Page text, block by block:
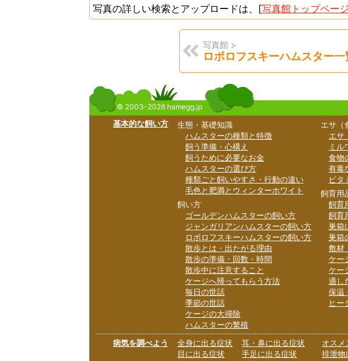
写真の詳しい検索とアップロードは、[写真館トップページ
写真館 >
ロボロフスキーハムスター一
© 2003-2026 hamegg.jp
基本的な飼い方
生態・基礎知識
ハムスターの種類と特徴
飼う準備・心構え
飼うために必要なお金
ハムスターの選び方
種類ごと飼いやすさ・行動の違い
毛色と肥満とウィンターホワイト
飼い方
ゴールデンハムスターの飼い方
ジャンガリアンハムスターの飼い方
ロボロフスキーハムスターの飼い方
散歩とは・出たがる理由
散歩の準備・回数・時間
散歩中に注意すること
ケージへ帰ってもらう方法
毎日の世話
季節の世話
ケージの大掃除
ハムスターの繁殖
エサ（
エサ
ミル
食物
有毒
ビタ
飼育用
飼育
飼育
巣箱
巣箱
敷材
ケー
ケー
適し
保温
ヒー
病気を調べよう
全身に出る症状
目に出る症状
耳・鼻に出る症状
手足に出る症状
オスメ
排泄物